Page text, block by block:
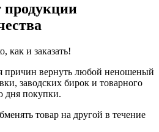
продукции
как и заказать!
причин вернуть любой неношеный
заводских бирок и товарного
дня покупки.
товар на другой в течение